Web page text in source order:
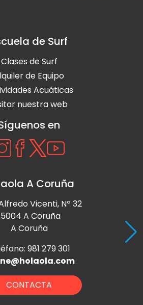
de Surf
Clases de Surf
de Equipo
Acuáticas
nuestra web
en
A Coruña
Vicenti, Nº 32
A Coruña
A Coruña
981 279 301
CONTACTA